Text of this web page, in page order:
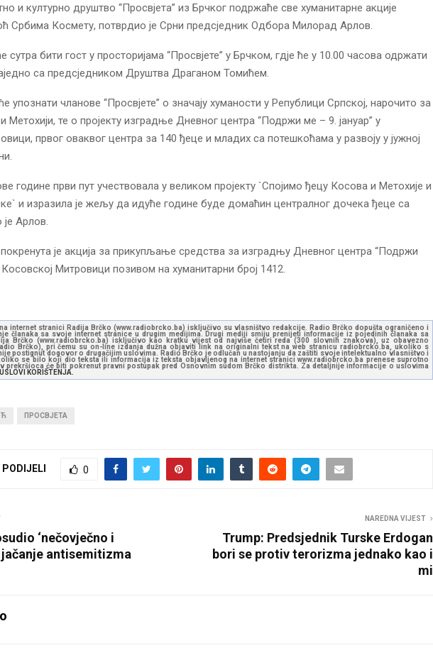
и културно друштво “Просвјета” из Брчког подржаће све хуманитарне акције
Србима Космету, потврдио је Срни предсједник Одбора Милорад Арлов.
сутра бити гост у просторијама “Просвјете” у Брчком, гдје ће у 10.00 часова одржати
са предсједником Друштва Драганом Томићем.
упознати чланове “Просвјете” о значају хуманости у Републици Српској, нарочито за
Метохији, те о пројекту изградње Дневног центра “Подржи ме – 9. јануар” у
првог оваквог центра за 140 ђеце и младих са потешкоћама у развоју у јужној
године први пут учествовала у великом пројекту `Спојимо ђецу Косова и Метохије и
и изразила је жељу да идуће године буде домаћин централног дочека ђеце са
је Арлов.
је акција за прикупљање средства за изградњу Дневног центра “Подржи
Косовској Митровици позивом на хуманитарни број 1412.
internet stranici Radija Brčko (www.radiobrcko.ba) isključivo su vlasništvo redakcije. Radio Brčko dopušta ograničeno i
članaka sa svoje internet stranice u drugim medijima. Drugi mediji smiju prenijeti informacije iz pojedinih članaka sa
Brčko (www.radiobrcko.ba) isključivo kao kratku vijest od najviše četiri reda (300 slovnih znakova), uz obavezno
Brčko), pri čemu su on-line izdanja dužna objaviti link na originalni tekst na web stranicu radiobrcko.ba, ukoliko s
postignut dogovor o drugačijim uslovima. Radio Brčko je odlučan u nastojanju da zaštiti svoje intelektualno vlasništvo i
se bilo koji dio teksta ili informacija iz teksta objavljenog na internet stranici www.radiobrcko.ba prenese suprotno
prekršioca će biti pokrenut pravni postupak pred Osnovnim sudom Brčko distrikta. Za detaljnije informacije o uslovima
USLOVI KORIŠTENJA.
ПРОСВЈЕТА
PODIJELI 0
‘nečovječno i
jačanje antisemitizma
NAREDNA VIJEST
Trump: Predsjednik Turske Erdogan
bori se protiv terorizma jednako kao i
mi